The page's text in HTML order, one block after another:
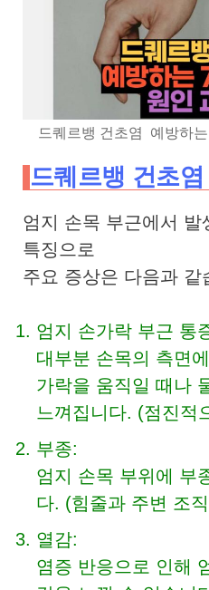
드퀘르뱅 건초염 예방하
드퀘르뱅 건초
엄지 손목 부근에서 발
특징으로
주요 증상은 다음과 같
엄지 손가락 부근 통
대부분 손목의 측면
가락을 움직일 때나
느껴집니다. (점진적
부종:
엄지 손목 부위에 부
다. (힘줄과 주변 조
열감:
염증 반응으로 인해